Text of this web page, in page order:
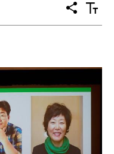
공
유
텍
스